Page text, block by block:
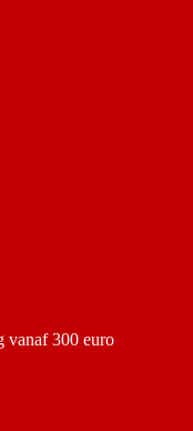
vanaf 300 euro